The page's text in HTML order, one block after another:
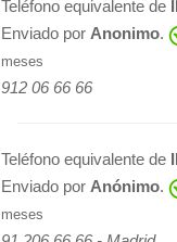
Teléfono equivalente de
Enviado por Anonimo.
meses
912 06 66 66
Teléfono equivalente de
Enviado por Anónimo.
meses